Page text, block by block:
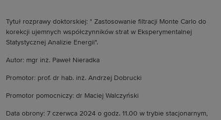
Tytuł rozprawy doktorskiej: " Zastosowanie filtracji Monte Carlo do
korekcji ujemnych współczynników strat w Eksperymentalnej
Statystycznej Analizie Energii".
Autor: mgr inż. Paweł Nieradka
Promotor: prof. dr hab. inż. Andrzej Dobrucki
Promotor pomocniczy: dr Maciej Walczyński
Data obrony: 7 czerwca 2024 o godz. 11.00 w trybie stacjonarnym,